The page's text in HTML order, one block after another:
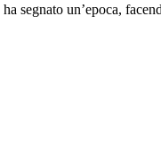
segnato un’epoca,